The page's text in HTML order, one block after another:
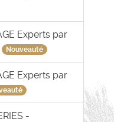
Experts par
Nouveauté
Experts par
-